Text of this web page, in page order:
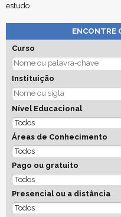
estudo
ENCONTRE
Curso
Instituição
Nível Educacional
Áreas de Conhecimento
Pago ou gratuito
Presencial ou a distância